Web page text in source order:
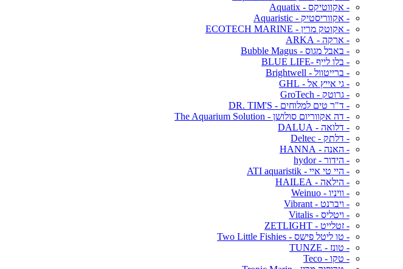
- אקווטיקס - Aquatix
- אקווריסטיק - Aquaristic
- אקוטק מרין - ECOTECH MARINE
- ארקה - ARKA
- באבל מגוס - Bubble Magus
- בלו לייף -BLUE LIFE
- ברייטוול - Brightwell
- גי אייץ אל - GHL
- גרוטק - GroTech
- ד"ר טים למלוחים - DR. TIM'S
- דה אקווריום סולושן - The Aquarium Solution
- דלואה - DALUA
- דלתק - Deltec
- האנה - HANNA
- הידור - hydor
- היי טי איי - ATI aquaristik
- הילאה - HAILEA
- וויניו - Weinuo
- ויברנט - Vibrant
- ויטליס - Vitalis
- זטלייט - ZETLIGHT
- טו ליטל פישס - Two Little Fishies
- טונז - TUNZE
- טקו - Teco